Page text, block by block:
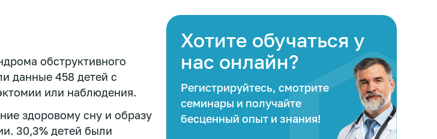
обструктивного
данные 458 детей с
или наблюдения.
здоровому сну и образу
30,3% детей были
Хотите обучаться у
нас онлайн?
Регистрируйтесь, смотрите
семинары и получайте
бесценный опыт и знания!